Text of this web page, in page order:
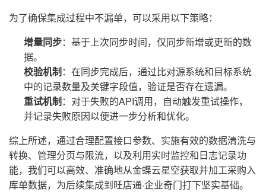
为了确保集成过程中不漏单，可以采用以下策略：
增量同步：基于上次同步时间，仅同步新增或更新的数
据。
校验机制：在同步完成后，通过比对源系统和目标系统
中的记录数量及关键字段值，验证是否存在遗漏。
重试机制：对于失败的API调用，自动触发重试操作，
并记录失败原因以便进一步分析和优化。
综上所述，通过合理配置接口参数、实施有效的数据清洗与
转换、管理分页与限流，以及利用实时监控和日志记录功
能，我们可以高效、准确地从金蝶云星空获取并加工采购入
库单数据，为后续集成到旺店通·企业奇门打下坚实基础。